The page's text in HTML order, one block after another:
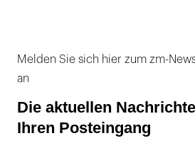
Melden Sie sich hier zum zm-
an
Die aktuellen
Ihren Posteingang